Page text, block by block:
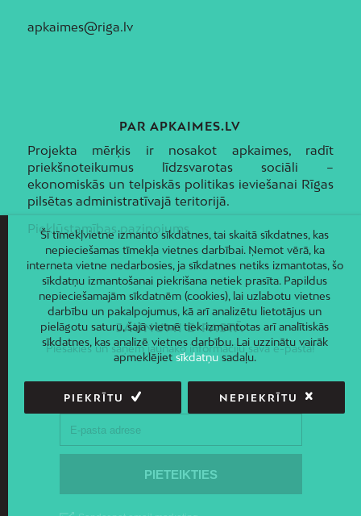
apkaimes@riga.lv
PAR APKAIMES.LV
Projekta mērķis ir nosakot apkaimes, radīt
priekšnoteikumus līdzsvarotas sociāli –
ekonomiskās un telpiskās politikas ieviešanai Rīgas
pilsētas administratīvajā teritorijā.
Piekļūstamības paziņojums
JAUNUMI E-PASTĀ
Piesakies un saņem jaunāko informāciju savā e-pastā!
Šī tīmekļvietne izmanto sīkdatnes, tai skaitā sīkdatnes, kas
nepieciešamas tīmekļa vietnes darbībai. Ņemot vērā, ka
interneta vietne nedarbosies, ja sīkdatnes netiks izmantotas, šo
sīkdatņu izmantošanai piekrišana netiek prasīta. Papildus
nepieciešamajām sīkdatnēm (cookies), lai uzlabotu vietnes
darbību un pakalpojumus, kā arī analizētu lietotājus un
pielāgotu saturu, šajā vietnē tiek izmantotas arī analītiskās
sīkdatnes, kas analizē vietnes darbību. Lai uzzinātu vairāk
apmeklējiet sīkdatņusadaļu.
PIEKRĪTU NEPIEKRĪTU